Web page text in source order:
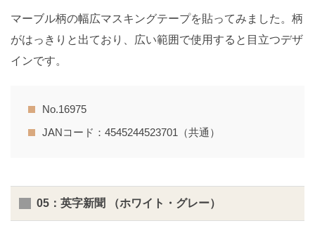
マーブル柄の幅広マスキングテープを貼ってみました。柄
がはっきりと出ており、広い範囲で使用すると目立つデザ
インです。
No.16975
JANコード：4545244523701（共通）
05：英字新聞 （ホワイト・グレー）